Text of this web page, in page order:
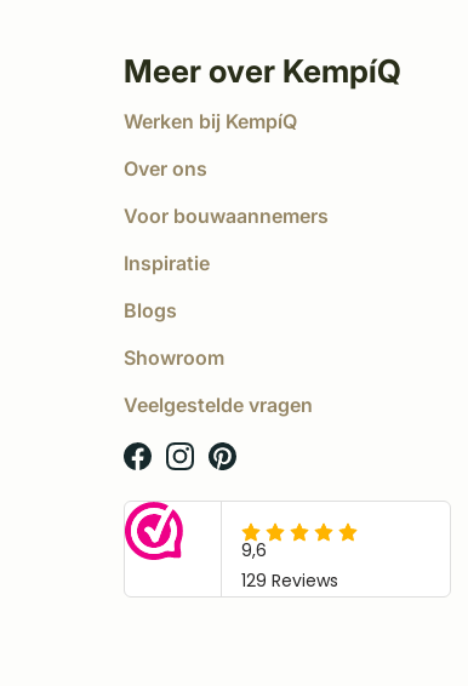
Meer over KempíQ
Werken bij KempíQ
Over ons
Voor bouwaannemers
Inspiratie
Blogs
Showroom
Veelgestelde vragen